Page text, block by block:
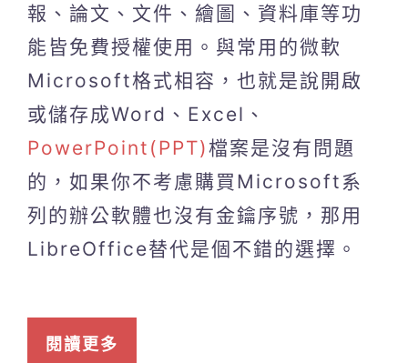
報、論文、文件、繪圖、資料庫等功
能皆免費授權使用。與常用的微軟
Microsoft格式相容，也就是說開啟
或儲存成Word、Excel、
PowerPoint(PPT)檔案是沒有問題
的，如果你不考慮購買Microsoft系
列的辦公軟體也沒有金鑰序號，那用
LibreOffice替代是個不錯的選擇。
閱讀更多